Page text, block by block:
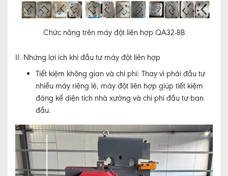
Chức năng trên máy đột liên hợp QA32-8B
II. Nhứng lợi ích khi đầu tư máy đột liên hợp
Tiết kiệm không gian và chi phí: Thay vì phải đầu tư
nhiều máy riêng lẻ, máy đột liên hợp giúp tiết kiệm
đáng kể diện tích nhà xưởng và chi phí đầu tư ban
đầu.